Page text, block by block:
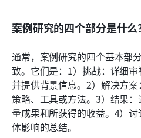
案例研究的四个部分是什么
通常，案例研究的四个基本部
致。它们是：1）挑战：详细审
并提供背景信息。2）解决方
策略、工具或方法。3）结果
量成果和所获得的收益。4）
体影响的总结。